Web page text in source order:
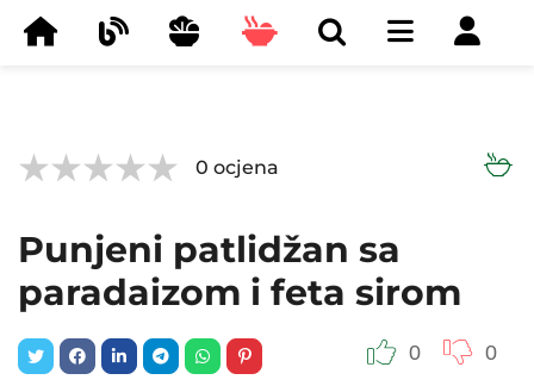


 0 ocjena
Punjeni patlidžan sa
paradaizom i feta sirom
0 0